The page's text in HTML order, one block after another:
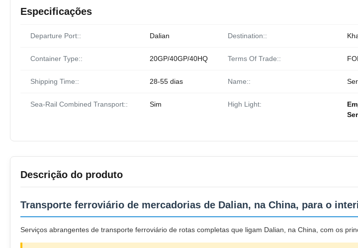
Especificações
Departure Port:: Dalian Destination::
Container Type:: 20GP/40GP/40HQ Terms Of Trade::
Shipping Time:: 28-55 dias Name::
Sea-Rail Combined Transport:: Sim High Light:
Descrição do produto
Transporte ferroviário de mercadorias de Dalian, na China, para o
Serviços abrangentes de transporte ferroviário de rotas completas que ligam Dalian, na China, com os